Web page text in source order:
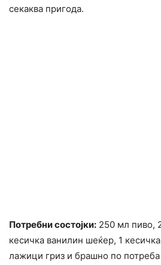
секаква пригода.
Потребни состојки: 250 мл пиво,
кесичка ванилин шеќер, 1
лажици гриз и брашно по